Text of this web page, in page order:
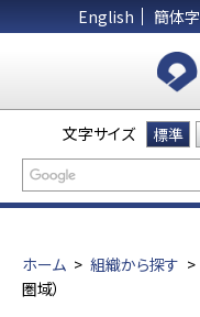
English 簡体字
文字サイズ 標準
ホーム > 組織から探す >
圏域）